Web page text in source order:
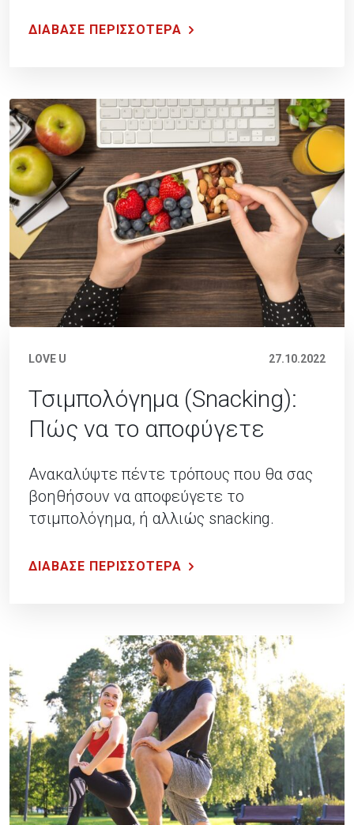
ΔΙΑΒΑΣΕ ΠΕΡΙΣΣΟΤΕΡΑ
LOVE U 27.10.2022
Τσιμπολόγημα (Snacking):
Πώς να το αποφύγετε
Ανακαλύψτε πέντε τρόπους που θα σας
βοηθήσουν να αποφεύγετε το
τσιμπολόγημα, ή αλλιώς snacking.
ΔΙΑΒΑΣΕ ΠΕΡΙΣΣΟΤΕΡΑ